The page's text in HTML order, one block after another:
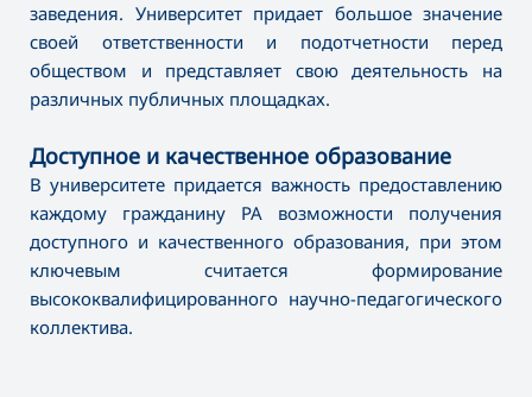
заведения. Университет придает большое значение
своей ответственности и подотчетности перед
обществом и представляет свою деятельность на
различных публичных площадках.
Доступное и качественное образование
В университете придается важность предоставлению
каждому гражданину РА возможности получения
доступного и качественного образования, при этом
ключевым считается формирование
высококвалифицированного научно-педагогического
коллектива.